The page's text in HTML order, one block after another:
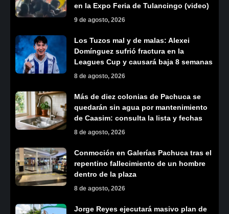
en la Expo Feria de Tulancingo (video)
9 de agosto, 2026
Los Tuzos mal y de malas: Alexei
Domínguez sufrió fractura en la
Leagues Cup y causará baja 8 semanas
8 de agosto, 2026
Más de diez colonias de Pachuca se
quedarán sin agua por mantenimiento
de Caasim: consulta la lista y fechas
8 de agosto, 2026
Conmoción en Galerías Pachuca tras el
repentino fallecimiento de un hombre
dentro de la plaza
8 de agosto, 2026
Jorge Reyes ejecutará masivo plan de